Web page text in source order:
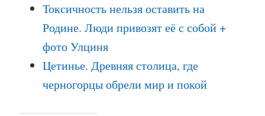
Токсичность нельзя оставить на
Родине. Люди привозят её с собой +
фото Улциня
Цетинье. Древняя столица, где
черногорцы обрели мир и покой